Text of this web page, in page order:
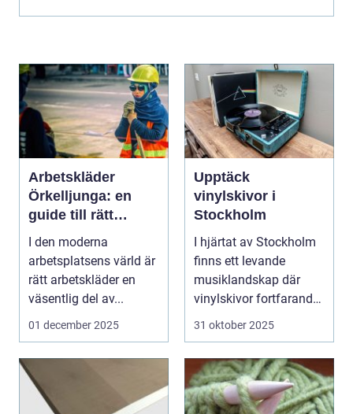
Arbetskläder
Örkelljunga: en
guide till rätt
utrustning
I den moderna
arbetsplatsens värld är
rätt arbetskläder en
väsentlig del av...
01 december 2025
Upptäck
vinylskivor i
Stockholm
I hjärtat av Stockholm
finns ett levande
musiklandskap där
vinylskivor fortfarande
har sin...
31 oktober 2025